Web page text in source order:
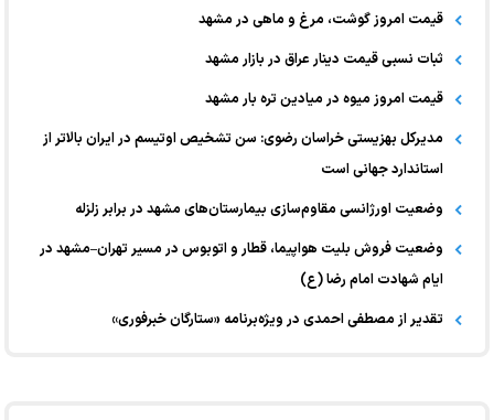
قیمت امروز گوشت، مرغ و ماهی در مشهد
ثبات نسبی قیمت دینار عراق در بازار مشهد
قیمت امروز میوه در میادین تره بار مشهد
مدیرکل بهزیستی خراسان رضوی: سن تشخیص اوتیسم در ایران بالاتر از
استاندارد جهانی است
وضعیت اورژانسی مقاوم‌سازی بیمارستان‌های مشهد در برابر زلزله
وضعیت فروش بلیت هواپیما، قطار و اتوبوس در مسیر تهران–مشهد در
ایام شهادت امام رضا (ع)
تقدیر از مصطفی احمدی در ویژه‌برنامه «ستارگان خبرفوری»